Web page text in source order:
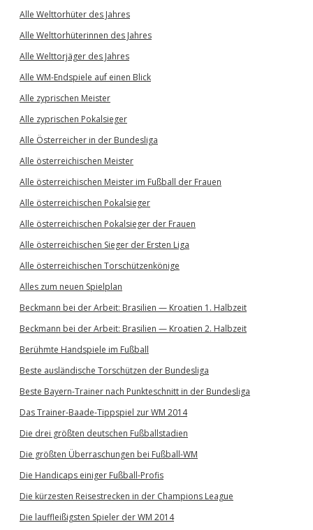
Alle Welttorhüter des Jahres
Alle Welttorhüterinnen des Jahres
Alle Welttorjäger des Jahres
Alle WM-Endspiele auf einen Blick
Alle zyprischen Meister
Alle zyprischen Pokalsieger
Alle Österreicher in der Bundesliga
Alle österreichischen Meister
Alle österreichischen Meister im Fußball der Frauen
Alle österreichischen Pokalsieger
Alle österreichischen Pokalsieger der Frauen
Alle österreichischen Sieger der Ersten Liga
Alle österreichischen Torschützenkönige
Alles zum neuen Spielplan
Beckmann bei der Arbeit: Brasilien — Kroatien 1. Halbzeit
Beckmann bei der Arbeit: Brasilien — Kroatien 2. Halbzeit
Berühmte Handspiele im Fußball
Beste ausländische Torschützen der Bundesliga
Beste Bayern-Trainer nach Punkteschnitt in der Bundesliga
Das Trainer-Baade-Tippspiel zur WM 2014
Die drei größten deutschen Fußballstadien
Die größten Überraschungen bei Fußball-WM
Die Handicaps einiger Fußball-Profis
Die kürzesten Reisestrecken in der Champions League
Die lauffleißigsten Spieler der WM 2014